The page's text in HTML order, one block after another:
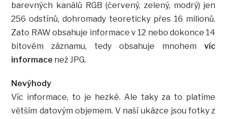
barevných kanálů RGB (červený, zelený, modrý) jen
256 odstínů, dohromady teoreticky přes 16 milionů.
Zato RAW obsahuje informace v 12 nebo dokonce 14
bitovém záznamu, tedy obsahuje mnohemvíc
informace než JPG.
Nevýhody
Víc informace, to je hezké. Ale taky za to platíme
větším datovým objemem. V naší ukázce jsou fotky z